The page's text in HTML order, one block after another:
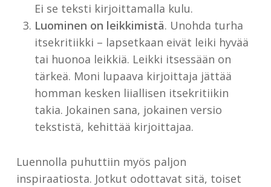
Ei se teksti kirjoittamalla kulu.
Luominen on leikkimistä. Unohda turha
itsekritiikki – lapsetkaan eivät leiki hyvää
tai huonoa leikkiä. Leikki itsessään on
tärkeä. Moni lupaava kirjoittaja jättää
homman kesken liiallisen itsekritiikin
takia. Jokainen sana, jokainen versio
tekstistä, kehittää kirjoittajaa.
Luennolla puhuttiin myös paljon
inspiraatiosta. Jotkut odottavat sitä, toiset